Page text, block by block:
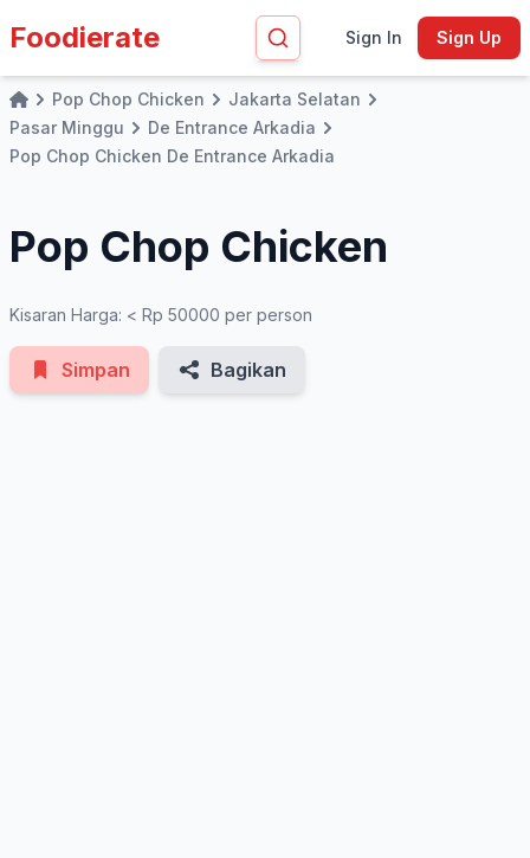
Foodierate Sign In Sign Up
HomePop Chop Chicken
Jakarta Selatan
Pasar Minggu
De Entrance Arkadia
Pop Chop Chicken De Entrance Arkadia
Pop Chop Chicken
Kisaran Harga: < Rp 50000 per person
Simpan Bagikan